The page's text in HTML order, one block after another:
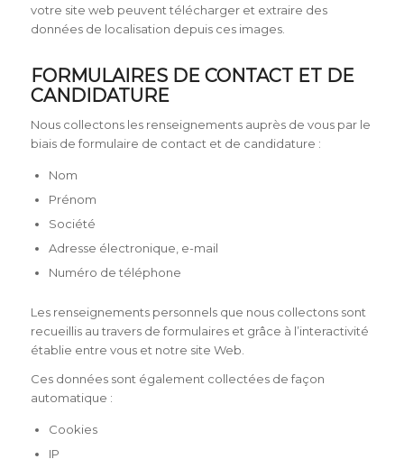
votre site web peuvent télécharger et extraire des
données de localisation depuis ces images.
FORMULAIRES DE CONTACT ET DE
CANDIDATURE
Nous collectons les renseignements auprès de vous par le
biais de formulaire de contact et de candidature :
Nom
Prénom
Société
Adresse électronique, e-mail
Numéro de téléphone
Les renseignements personnels que nous collectons sont
recueillis au travers de formulaires et grâce à l’interactivité
établie entre vous et notre site Web.
Ces données sont également collectées de façon
automatique :
Cookies
IP